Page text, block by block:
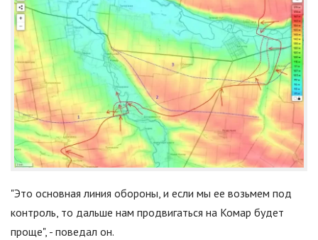
"Это основная линия обороны, и если мы ее возьмем под
контроль, то дальше нам продвигаться на Комар будет
проще", - поведал он.